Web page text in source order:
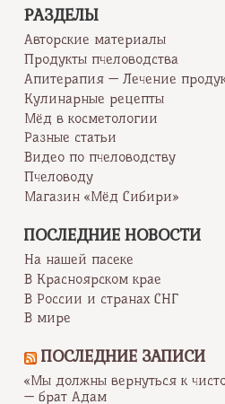
РАЗДЕЛЫ
Авторские материалы
Продукты пчеловодства
Апитерапия — Лечение
Кулинарные рецепты
Мёд в косметологии
Разные статьи
Видео по пчеловодству
Пчеловоду
Магазин «Мёд Сибири»
ПОСЛЕДНИЕ НОВОСТИ
На нашей пасеке
В Красноярском крае
В России и странах СНГ
В мире
ПОСЛЕДНИЕ ЗАПИСИ
«Мы должны вернуться к
— брат Адам